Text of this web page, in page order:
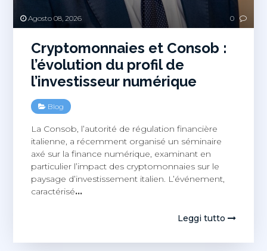
Agosto 08, 2026 0
Cryptomonnaies et Consob :
l’évolution du profil de
l’investisseur numérique
Blog
La Consob, l’autorité de régulation financière
italienne, a récemment organisé un séminaire
axé sur la finance numérique, examinant en
particulier l’impact des cryptomonnaies sur le
paysage d’investissement italien. L’événement,
caractérisé…
Leggi tutto